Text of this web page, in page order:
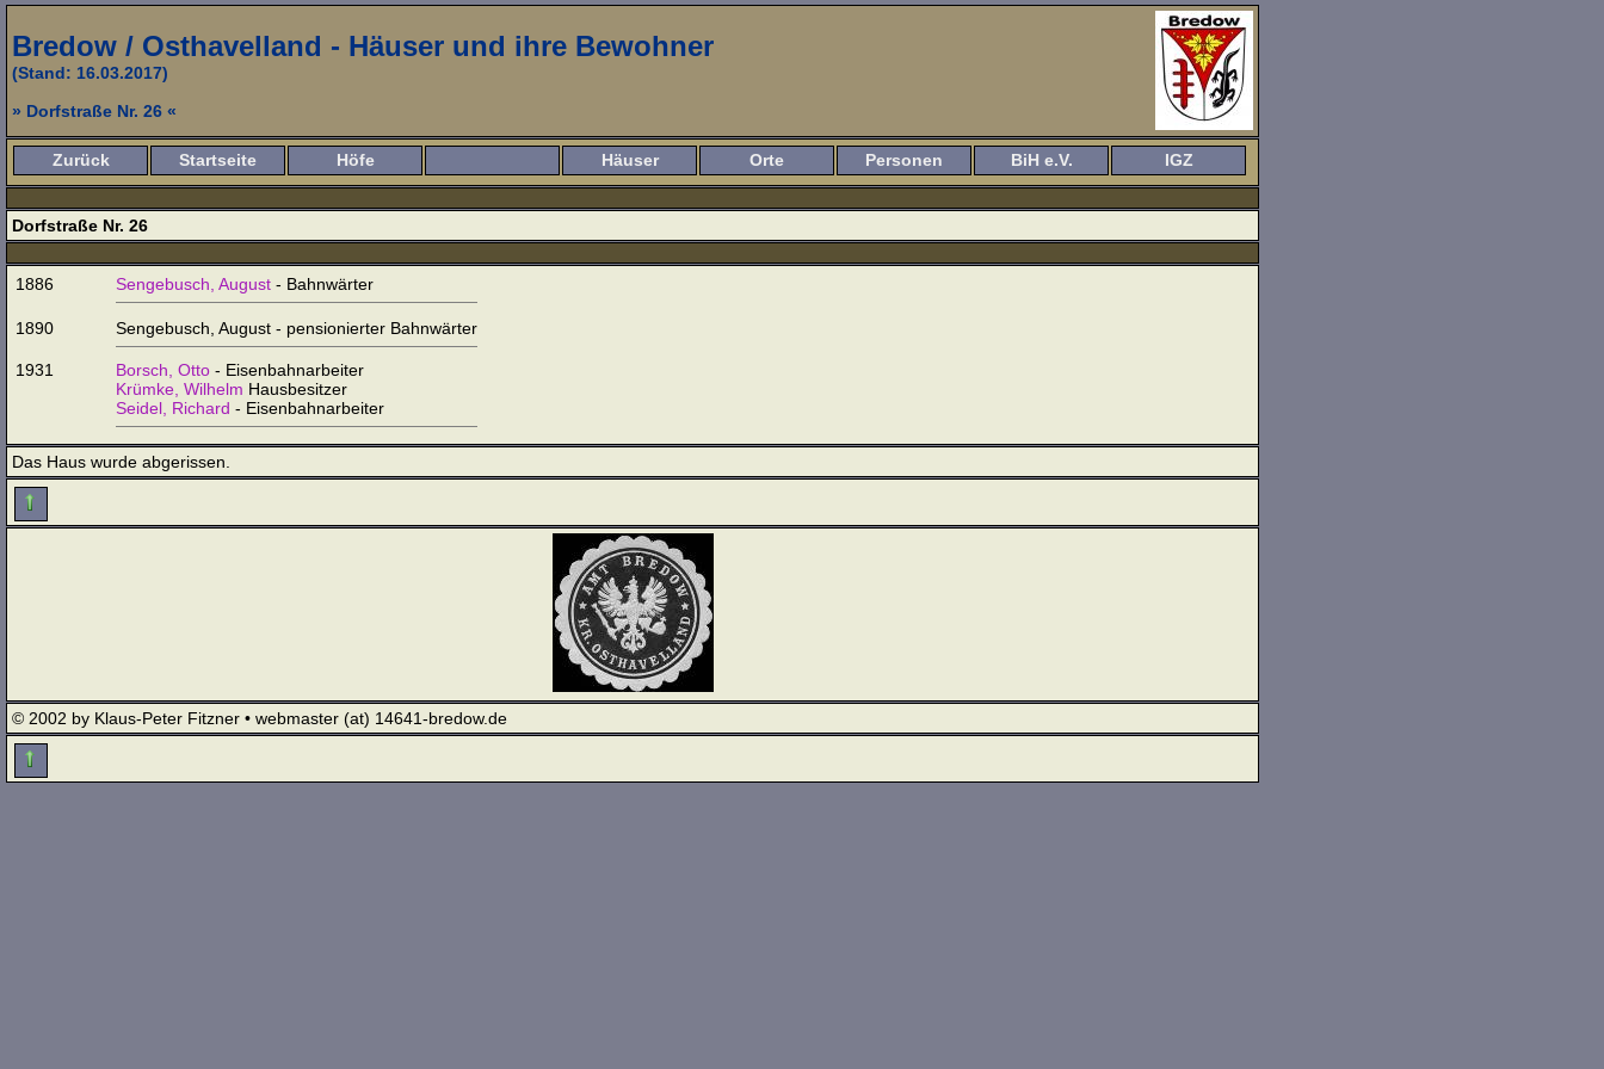
Bredow / Osthavelland - Häuser und ihre Bewohner
(Stand: 16.03.2017)
» Dorfstraße Nr. 26 «
Zurück Startseite Höfe Häuser Orte Personen BiH e.V. IGZ
Dorfstraße Nr. 26
1886 Sengebusch, August - Bahnwärter
1890 Sengebusch, August - pensionierter Bahnwärter
1931 Borsch, Otto - Eisenbahnarbeiter
Krümke, Wilhelm Hausbesitzer
Seidel, Richard - Eisenbahnarbeiter
Das Haus wurde abgerissen.
© 2002 by Klaus-Peter Fitzner • webmaster (at) 14641-bredow.de